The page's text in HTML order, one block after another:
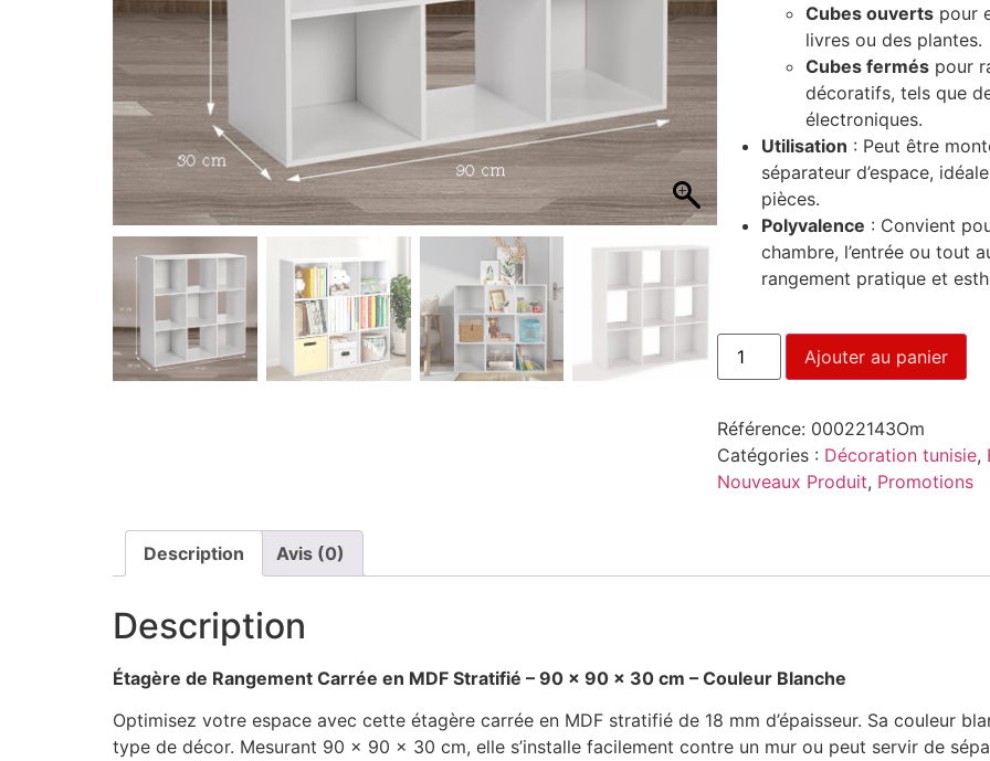
Cubes ouverts pour
livres ou des plantes.
Cubes fermés pour
décoratifs, tels que
électroniques.
Utilisation : Peut être
séparateur d’espace,
pièces.
Polyvalence : Convient
chambre, l’entrée ou tout
rangement pratique et
Ajouter au panier
Référence: 00022143Om
Catégories : Décoration tunisie,
Nouveaux Produit, Promotions
Description Avis (0)
Description
Étagère de Rangement Carrée en MDF Stratifié – 90 x 90 x 30 cm – Couleur Blanche
Optimisez votre espace avec cette étagère carrée en MDF stratifié de 18 mm d’épaisseur. Sa couleur
type de décor. Mesurant 90 x 90 x 30 cm, elle s’installe facilement contre un mur ou peut servir de